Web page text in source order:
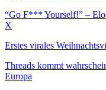
“Go F*** Yourself!” –
X
Erstes virales
Threads kommt
Europa